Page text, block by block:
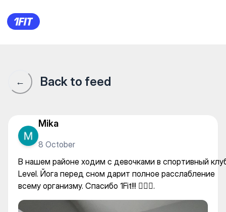
В нашем районе ходим с
← Back to feed
Mika
8 October
В нашем районе ходим с девочками в спортивный
Level. Йога перед сном дарит полное расслабление
всему организму. Спасибо 1Fit!!! 🧘🏻‍♀️.